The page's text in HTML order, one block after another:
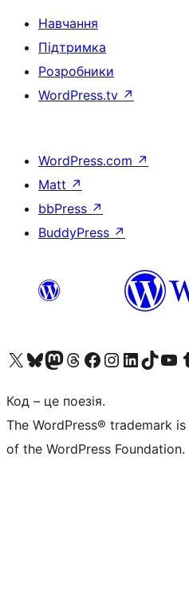
Навчання
Підтримка
Розробники
WordPress.tv ↗
WordPress.com ↗
Matt ↗
bbPress ↗
BuddyPress ↗
Visit our X (formerly Twitter) account
Visit our Bluesky account
Завітайте до нашої стрічки в Mastodon
Visit our Threads account
Завітайте на нашу сторінку в Facebook
Visit our Instagram account
Visit our LinkedIn
Visit our TikTok
Visit our
Код – це поезія.
The WordPress® trademark
of the WordPress Foundation.